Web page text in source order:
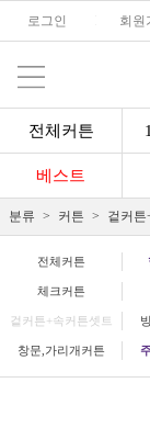
로그인 회원
전체커튼
베스트
분류 커튼 겉커튼
전체커튼
체크커튼
겉커튼+속커튼셋트
창문,가리개커튼